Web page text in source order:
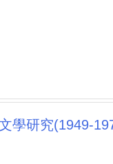
學研究(1949-